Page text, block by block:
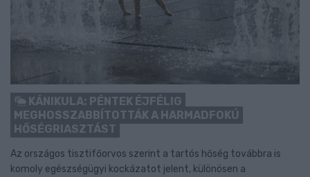
KÁNIKULA: PÉNTEK ÉJFÉLIG
MEGHOSSZABBÍTOTTÁK A HARMADFOKÚ
HŐSÉGRIASZTÁST
Az országos tisztifőorvos szerint a tartós hőség továbbra is
komoly egészségügyi kockázatot jelent, különösen a